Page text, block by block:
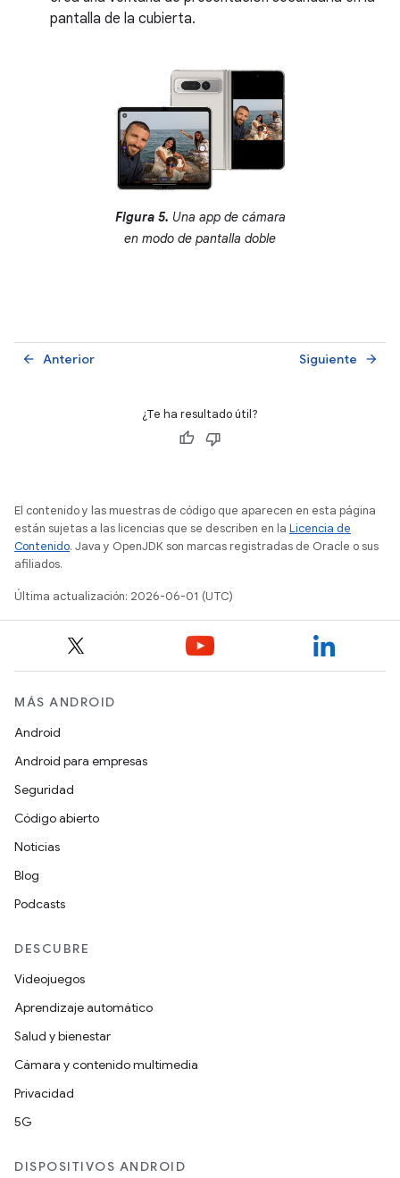
pantalla de la cubierta.
Figura 5. Una app de cámara
en modo de pantalla doble
Anterior
arrow_back Siguiente arrow_forward
¿Te ha resultado útil?
El contenido y las muestras de código que aparecen en esta página
están sujetas a las licencias que se describen en la Licencia de
Contenido. Java y OpenJDK son marcas registradas de Oracle o sus
afiliados.
Última actualización: 2026-06-01 (UTC)
MÁS ANDROID
Android
Android para empresas
Seguridad
Código abierto
Noticias
Blog
Podcasts
DESCUBRE
Videojuegos
Aprendizaje automático
Salud y bienestar
Cámara y contenido multimedia
Privacidad
5G
DISPOSITIVOS ANDROID